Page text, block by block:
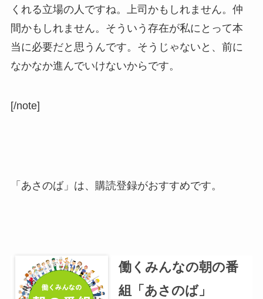
くれる立場の人ですね。上司かもしれません。仲
間かもしれません。そういう存在が私にとって本
当に必要だと思うんです。そうじゃないと、前に
なかなか進んでいけないからです。
[/note]
「あさのば」は、購読登録がおすすめです。
働くみんなの朝の番
組「あさのば」